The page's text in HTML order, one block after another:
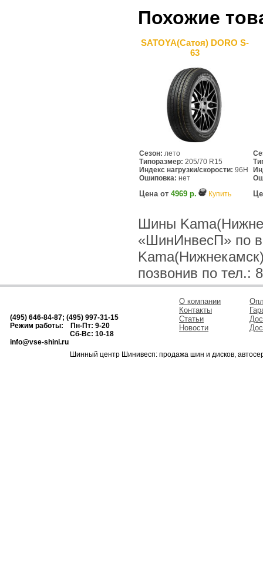
Похожие
SATOYA(Сатоя) DORO S-
63
Сезон: лето
Типоразмер: 205/70 R15
Индекс нагрузки/скорости: 96H
Ошиповка: нет
Цена от 4969 р. Купить
Шины
«ШинИнвесП» по
позвонив по тел.:
(495) 646-84-87; (495) 997-31-15
Режим работы: Пн-Пт: 9-20
Сб-Вс: 10-18
info@vse-shini.ru
О компании
Контакты
Статьи
Новости
Шинный центр Шинивесп: продажа шин и дисков,